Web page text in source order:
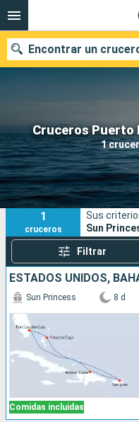
Cruceros Puerto
1
Encontrar un
Nuestros destinos
Fecha de salida
Puertos
1
cruceros
Sus
Sun
Filtrar
Comidas incluidas
Sun Princess 8 d